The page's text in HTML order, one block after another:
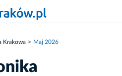
Krakowa Maj 2026